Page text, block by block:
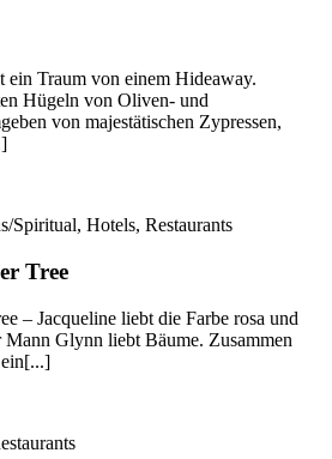
ein Traum von einem Hideaway.
Hügeln von Oliven- und
von majestätischen Zypressen,
Spiritual, Hotels, Restaurants
Tree
– Jacqueline liebt die Farbe rosa und
Glynn liebt Bäume. Zusammen